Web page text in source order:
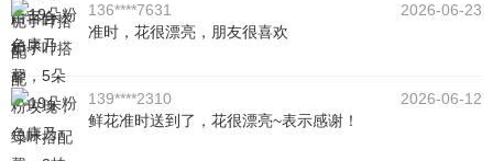
136****7631
2026-06-23
准时，花很漂亮，朋友很喜欢
139****2310
2026-06-12
鲜花准时送到了，花很漂亮~表示感谢！